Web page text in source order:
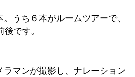
うち６本がルームツアーで、
です。
ラマンが撮影し、ナレーション